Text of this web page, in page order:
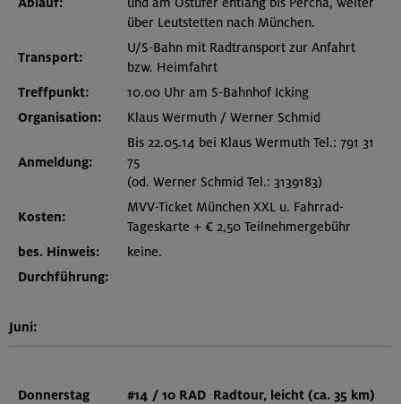
über Leutstetten nach München.
Transport:
U/S-Bahn mit Radtransport zur Anfahrt
bzw. Heimfahrt
Treffpunkt:
10.00 Uhr am S-Bahnhof Icking
Organisation:
Klaus Wermuth / Werner Schmid
Anmeldung:
Bis 22.05.14 bei Klaus Wermuth Tel.: 791 31
75
(od. Werner Schmid Tel.: 3139183)
Kosten:
MVV-Ticket München XXL u. Fahrrad-
Tageskarte + € 2,50 Teilnehmergebühr
bes. Hinweis:
keine.
Durchführung:
Juni:
Donnerstag #14 / 10 RAD Radtour, leicht (ca. 35 km)